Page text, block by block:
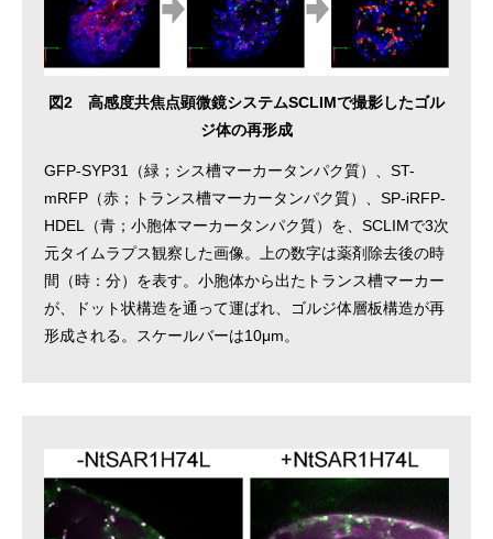
図2 高感度共焦点顕微鏡システムSCLIMで撮影したゴル
ジ体の再形成
GFP-SYP31（緑；シス槽マーカータンパク質）、ST-
mRFP（赤；トランス槽マーカータンパク質）、SP-iRFP-
HDEL（青；小胞体マーカータンパク質）を、SCLIMで3次
元タイムラプス観察した画像。上の数字は薬剤除去後の時
間（時：分）を表す。小胞体から出たトランス槽マーカー
が、ドット状構造を通って運ばれ、ゴルジ体層板構造が再
形成される。スケールバーは10μm。